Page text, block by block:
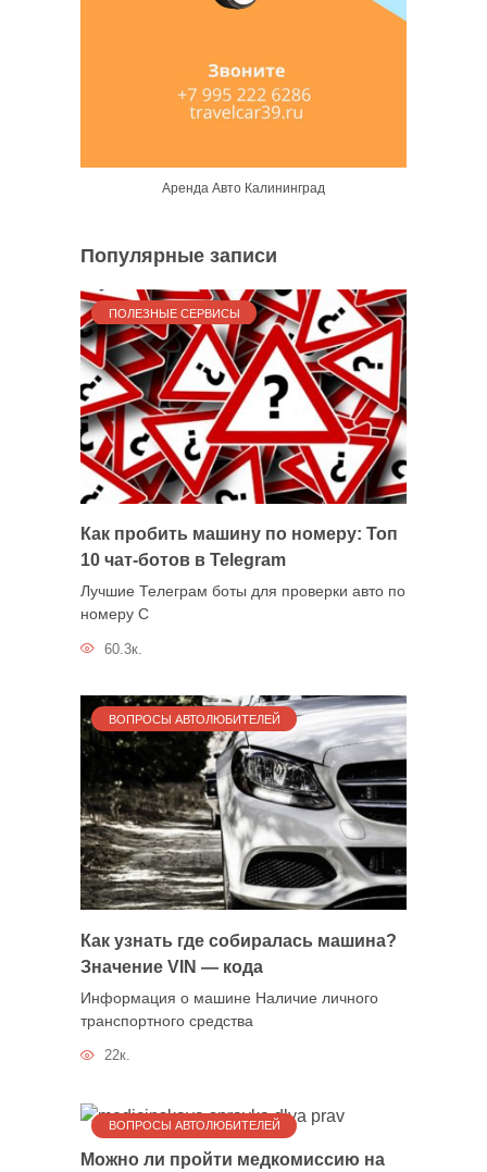
Аренда Авто Калининград
Популярные записи
ПОЛЕЗНЫЕ СЕРВИСЫ
Как пробить машину по номеру: Топ
10 чат-ботов в Telegram
Лучшие Телеграм боты для проверки авто по
номеру С
60.3к.
ВОПРОСЫ АВТОЛЮБИТЕЛЕЙ
Как узнать где собиралась машина?
Значение VIN — кода
Информация о машине Наличие личного
транспортного средства
22к.
ВОПРОСЫ АВТОЛЮБИТЕЛЕЙ
Можно ли пройти медкомиссию на